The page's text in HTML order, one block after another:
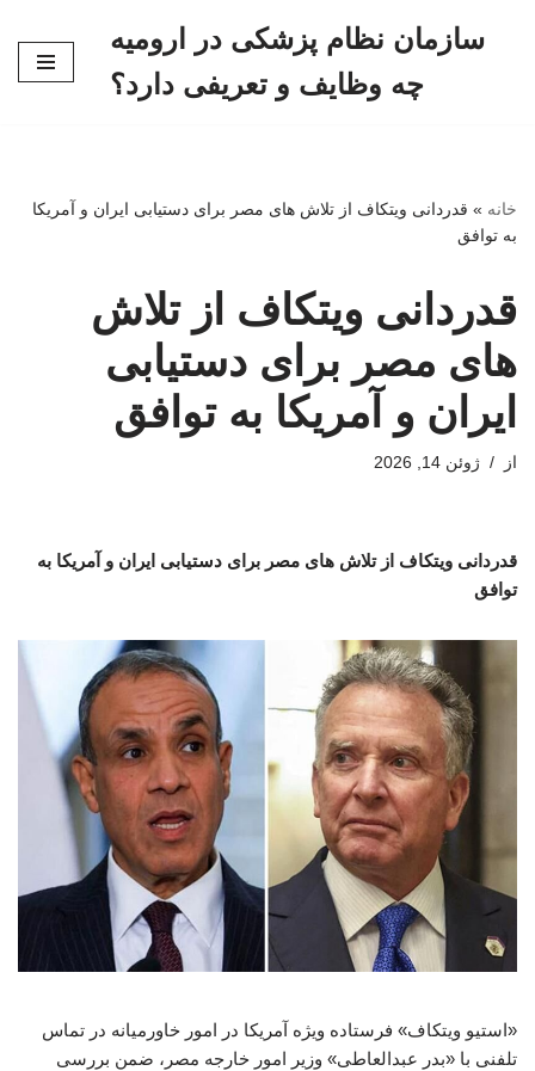
سازمان نظام پزشکی در ارومیه
چه وظایف و تعریفی دارد؟
خانه » قدردانی ویتکاف از تلاش های مصر برای دستیابی ایران و آمریکا
به توافق
قدردانی ویتکاف از تلاش
های مصر برای دستیابی
ایران و آمریکا به توافق
از ژوئن 14, 2026
قدردانی ویتکاف از تلاش های مصر برای دستیابی ایران و آمریکا به
توافق
«استیو ویتکاف» فرستاده ویژه آمریکا در امور خاورمیانه در تماس
تلفنی با «بدر عبدالعاطی» وزیر امور خارجه مصر، ضمن بررسی